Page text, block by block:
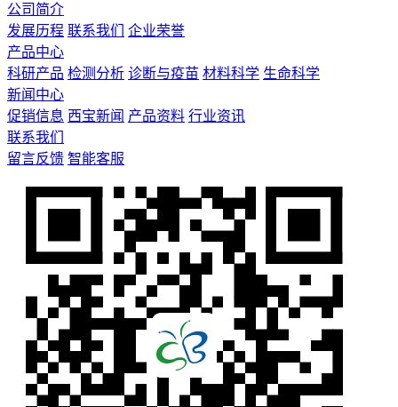
公司简介
发展历程 联系我们
企业荣誉
产品中心
科研产品 检测分析 诊断与疫苗 材料科学 生命科学
新闻中心
促销信息 西宝新闻 产品资料 行业资讯
联系我们
留言反馈 智能客服